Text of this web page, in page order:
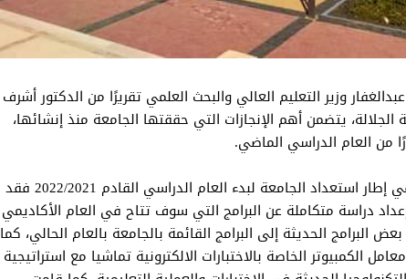
وزير التعليم العالي والبحث العلمي تقريرًا من الدكتور أشرف
يتضمن أهم الإنجازات التي حققتها الجامعة منذ إنشائها،
من العام الدراسي الماضي.
وأشار التقرير إلى أنه في إطار استعداد الجامعة لبدء العام الدراسي القادم 2022/2021 فقد
دراسة متكاملة عن البرامج التي سوف تتاح في العام الأكاديمي
البرامج الحديثة إلى البرامج القائمة بالجامعة بالعام الحالي، كما
الكمبيوتر الخاصة بالاختبارات الالكترونية تماشيا مع استراتيجية